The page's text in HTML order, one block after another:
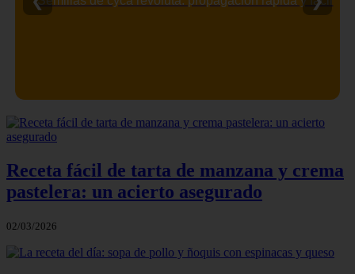
Receta fácil de tarta de manzana y crema
pastelera: un acierto asegurado
02/03/2026